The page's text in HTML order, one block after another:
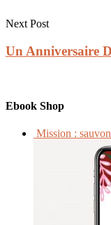
Next Post
Un Anniversaire
Ebook Shop
Mission :